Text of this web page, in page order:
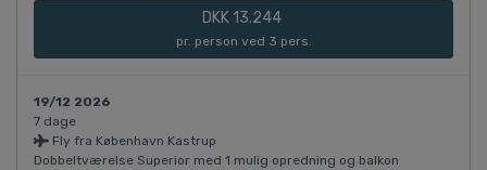
DKK 13.244
pr. person ved 3 pers.
19/12 2026
7 dage
Fly fra København Kastrup
Dobbeltværelse Superior med 1 mulig opredning og balkon